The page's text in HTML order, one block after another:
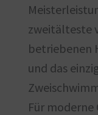
zweitälteste
betriebenen
und das
Für